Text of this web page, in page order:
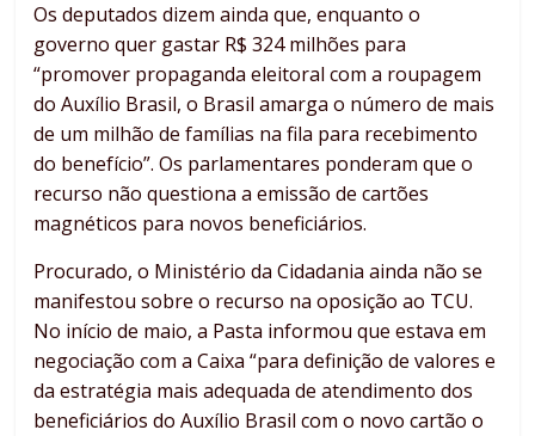
Os deputados dizem ainda que, enquanto o
governo quer gastar R$ 324 milhões para
“promover propaganda eleitoral com a roupagem
do Auxílio Brasil, o Brasil amarga o número de mais
de um milhão de famílias na fila para recebimento
do benefício”. Os parlamentares ponderam que o
recurso não questiona a emissão de cartões
magnéticos para novos beneficiários.
Procurado, o Ministério da Cidadania ainda não se
manifestou sobre o recurso na oposição ao TCU.
No início de maio, a Pasta informou que estava em
negociação com a Caixa “para definição de valores e
da estratégia mais adequada de atendimento dos
beneficiários do Auxílio Brasil com o novo cartão o